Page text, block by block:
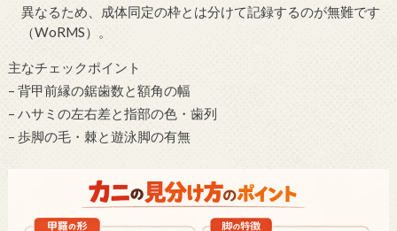
異なるため、成体同定の枠とは分けて記録するのが無難です
（WoRMS）。
主なチェックポイント
– 背甲前縁の鋸歯数と額角の幅
– ハサミの左右差と指部の色・歯列
– 歩脚の毛・棘と遊泳脚の有無